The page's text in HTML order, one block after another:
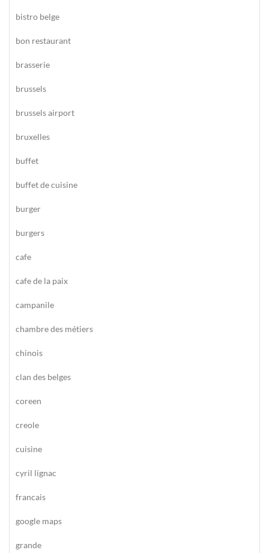
bistro belge
bon restaurant
brasserie
brussels
brussels airport
bruxelles
buffet
buffet de cuisine
burger
burgers
cafe
cafe de la paix
campanile
chambre des métiers
chinois
clan des belges
coreen
creole
cuisine
cyril lignac
francais
google maps
grande